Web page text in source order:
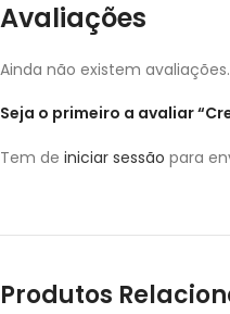
Avaliações
Ainda não existem avaliações.
Seja o primeiro a avaliar
Tem de iniciar sessão para
Produtos